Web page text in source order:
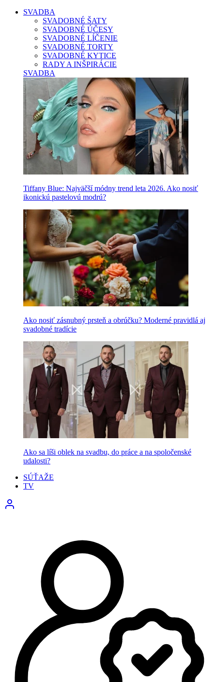
SVADBA
SVADOBNÉ ŠATY
SVADOBNÉ ÚČESY
SVADOBNÉ LÍČENIE
SVADOBNÉ TORTY
SVADOBNÉ KYTICE
RADY A INŠPIRÁCIE
SVADBA
Tiffany Blue: Najväčší módny trend leta 2026. Ako nosiť
ikonickú pastelovú modrú?
Ako nosiť zásnubný prsteň a obrúčku? Moderné pravidlá aj
svadobné tradície
Ako sa líši oblek na svadbu, do práce a na spoločenské
udalosti?
SÚŤAŽE
TV